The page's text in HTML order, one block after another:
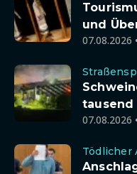
und
07.08.2026
07.08.2026
Tödlicher